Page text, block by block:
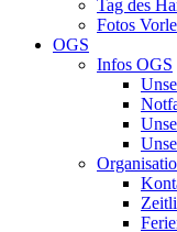
Tag des
Fotos
OGS
Infos OGS